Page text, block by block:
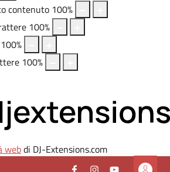
contenuto 100%
100%
100%
100%
webdi DJ-Extensions.com
Facebook
(nuova scheda - new
Instagram
(nuova scheda
Youtube
(nuova